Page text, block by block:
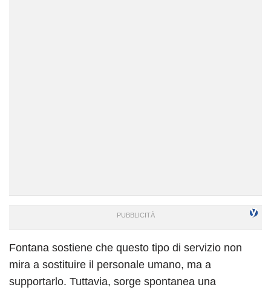
Fontana sostiene che questo tipo di servizio non
mira a sostituire il personale umano, ma a
supportarlo. Tuttavia, sorge spontanea una